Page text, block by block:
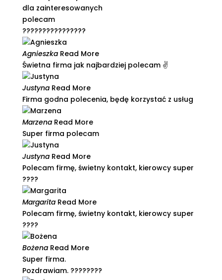
dla zainteresowanych
polecam
????????????????
AgnieszkaRead More
Świetna firma jak najbardziej polecam ✌️​
JustynaRead More
Firma godna polecenia, będę korzystać z usług​
MarzenaRead More
Super firma polecam
JustynaRead More
Polecam firmę, świetny kontakt, kierowcy super
????​
MargaritaRead More
Polecam firmę, świetny kontakt, kierowcy super
????​
BożenaRead More
Super firma.
Pozdrawiam. ????????